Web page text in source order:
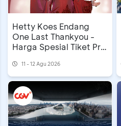
Hetty Koes Endang
One Last Thankyou -
Harga Spesial Tiket Pre
11 - 12 Agu 2026